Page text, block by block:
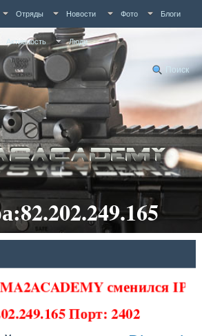
Отряды Новости Фото Блоги
Активность Люди
Поиск
сменился IP
Порт: 2402